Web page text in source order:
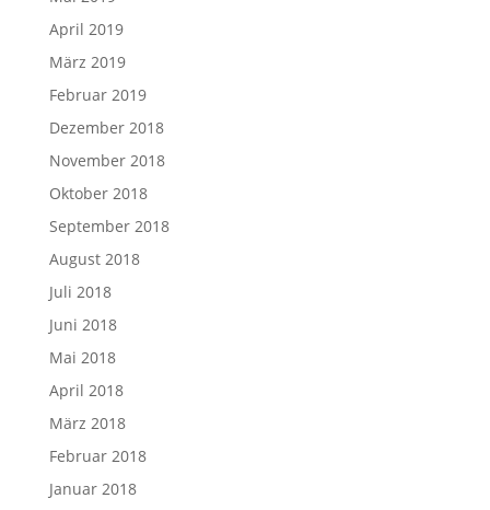
April 2019
März 2019
Februar 2019
Dezember 2018
November 2018
Oktober 2018
September 2018
August 2018
Juli 2018
Juni 2018
Mai 2018
April 2018
März 2018
Februar 2018
Januar 2018